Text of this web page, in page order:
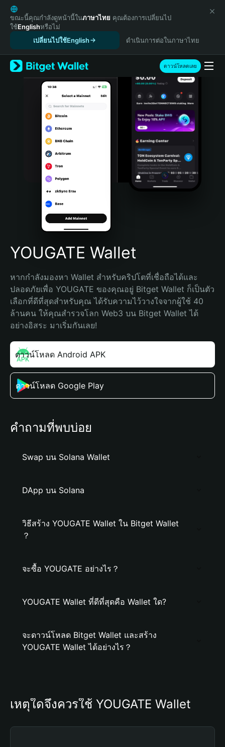
English
日本語
Tiếng Việt
Español (Latinoamérica)
Türkçe
Italiano
Português (Portugal)
Bahasa Indonesia
Português (Brasil)
Español (Argentina)
ขณะนี้คุณกำลังดูหน้านี้ในภาษาไทย คุณต้องการเปลี่ยนไป
ใช้Englishหรือไม่
เปลี่ยนไปใช้English
ดำเนินการต่อในภาษาไทย
ดาวน์โหลดเลย
YOUGATE Wallet
หากกำลังมองหา Wallet สำหรับคริปโตที่เชื่อถือได้และ
ปลอดภัยเพื่อ YOUGATE ของคุณอยู่ Bitget Wallet ก็เป็นตัว
เลือกที่ดีที่สุดสำหรับคุณ ได้รับความไว้วางใจจากผู้ใช้ 40
ล้านคน ให้คุณสำรวจโลก Web3 บน Bitget Wallet ได้
อย่างอิสระ มาเริ่มกันเลย!
ดาวน์โหลด Android APK
ดาวน์โหลด Google Play
คำถามที่พบบ่อย
Swap บน Solana Wallet
DApp บน Solana
วิธีสร้าง YOUGATE Wallet ใน Bitget Wallet
？
จะซื้อ YOUGATE อย่างไร？
YOUGATE Wallet ที่ดีที่สุดคือ Wallet ใด?
จะดาวน์โหลด Bitget Wallet และสร้าง
YOUGATE Wallet ได้อย่างไร？
เหตุใดจึงควรใช้ YOUGATE Wallet